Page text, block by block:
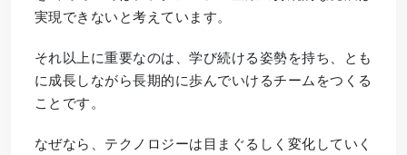
実現できないと考えています。
それ以上に重要なのは、学び続ける姿勢を持ち、とも
に成長しながら長期的に歩んでいけるチームをつくる
ことです。
なぜなら、テクノロジーは目まぐるしく変化していく